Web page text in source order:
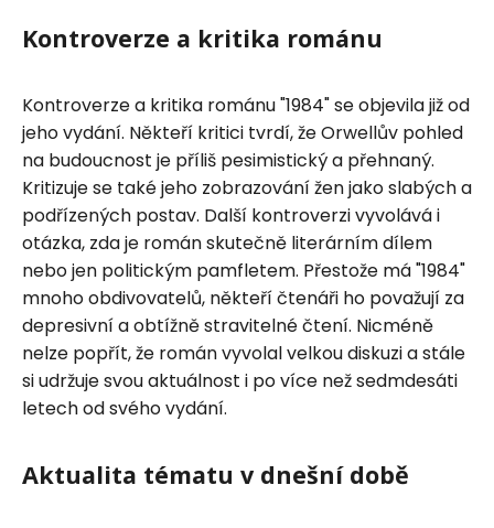
Kontroverze a kritika románu
Kontroverze a kritika románu "1984" se objevila již od
jeho vydání. Někteří kritici tvrdí, že Orwellův pohled
na budoucnost je příliš pesimistický a přehnaný.
Kritizuje se také jeho zobrazování žen jako slabých a
podřízených postav. Další kontroverzi vyvolává i
otázka, zda je román skutečně literárním dílem
nebo jen politickým pamfletem. Přestože má "1984"
mnoho obdivovatelů, někteří čtenáři ho považují za
depresivní a obtížně stravitelné čtení. Nicméně
nelze popřít, že román vyvolal velkou diskuzi a stále
si udržuje svou aktuálnost i po více než sedmdesáti
letech od svého vydání.
Aktualita tématu v dnešní době